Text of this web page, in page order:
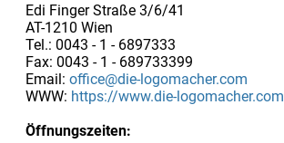
Edi Finger Straße 3/6/41
AT-1210 Wien
Tel.: 0043 - 1 - 6897333
Fax: 0043 - 1 - 689733399
Email: office@die-logomacher.com
WWW: https://www.die-logomacher.com
Öffnungszeiten: